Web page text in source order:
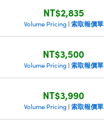
NT$2,835
Volume Pricing | 索取報價單
NT$3,500
Volume Pricing | 索取報價單
NT$3,990
Volume Pricing | 索取報價單